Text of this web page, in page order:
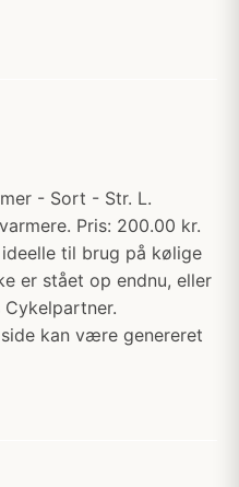
- Sort - Str. L.
Pris: 200.00 kr.
til brug på kølige
er stået op endnu, eller
Cykelpartner.
kan være genereret